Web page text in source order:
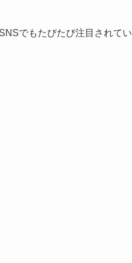
でもたびたび注目されてい